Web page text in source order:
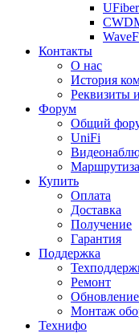
UFiber
Контакты
О нас
История
Реквизиты
Форум
Общий
UniFi
Купить
Оплата
Доставка
Получение
Гарантия
Поддержка
Ремонт
Монтаж
Технифо